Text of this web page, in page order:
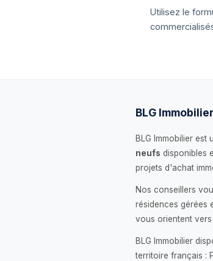
Utilisez le
BLG
BLG Immobilier est
neufs disponibles
projets d'achat
Nos conseillers
résidences gérées
vous orientent
BLG Immobilier
territoire français :